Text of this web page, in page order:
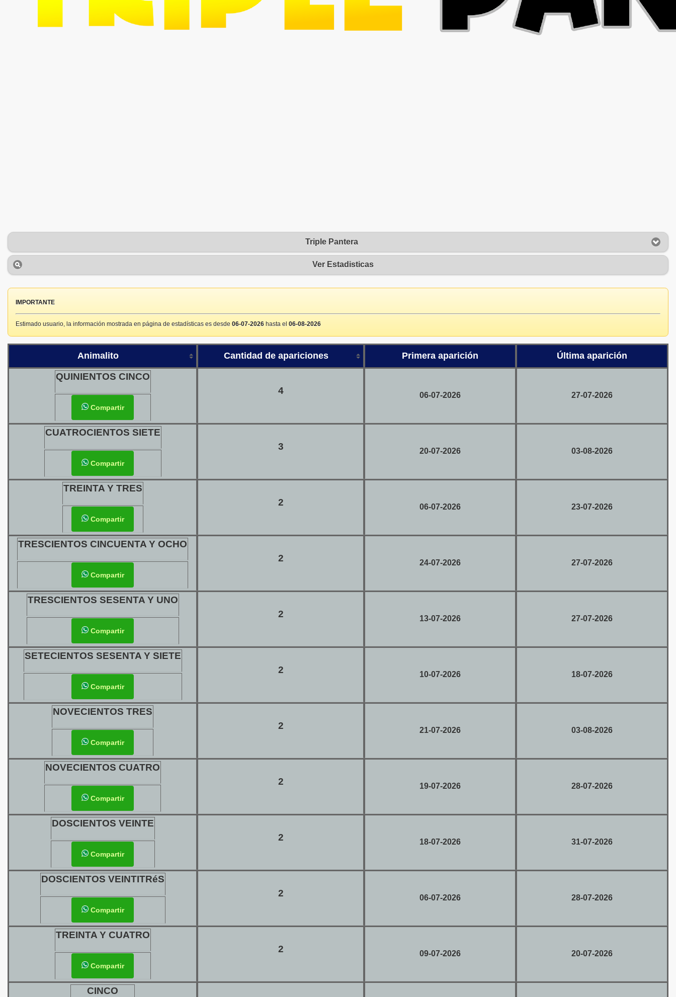
Triple Pantera
Ver Estadisticas
IMPORTANTE
Estimado usuario, la información mostrada en página de estadísticas es desde 06-07-2026 hasta el 06-08-2026
Animalito Cantidad de apariciones Primera aparición Última aparición
QUINIENTOS CINCO
Compartir
4 06-07-2026 27-07-2026
CUATROCIENTOS SIETE
Compartir
3 20-07-2026 03-08-2026
TREINTA Y TRES
Compartir
2 06-07-2026 23-07-2026
TRESCIENTOS CINCUENTA Y OCHO
Compartir
2 24-07-2026 27-07-2026
TRESCIENTOS SESENTA Y UNO
Compartir
2 13-07-2026 27-07-2026
SETECIENTOS SESENTA Y SIETE
Compartir
2 10-07-2026 18-07-2026
NOVECIENTOS TRES
Compartir
2 21-07-2026 03-08-2026
NOVECIENTOS CUATRO
Compartir
2 19-07-2026 28-07-2026
DOSCIENTOS VEINTE
Compartir
2 18-07-2026 31-07-2026
DOSCIENTOS VEINTITRéS
Compartir
2 06-07-2026 28-07-2026
TREINTA Y CUATRO
Compartir
2 09-07-2026 20-07-2026
CINCO